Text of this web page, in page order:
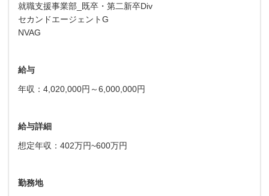
就職支援事業部_既卒・第二新卒Div
セカンドエージェントG
NVAG
給与
年収：4,020,000円～6,000,000円
給与詳細
想定年収：402万円~600万円
勤務地